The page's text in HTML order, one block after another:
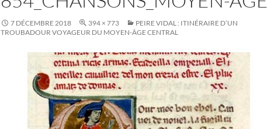
7 DÉCEMBRE 2018 394 × 773
PEIRE VIDAL : ITINÉRAIRE D’UN
TROUBADOUR VOYAGEUR DU MOYEN-ÂGE CENTRAL